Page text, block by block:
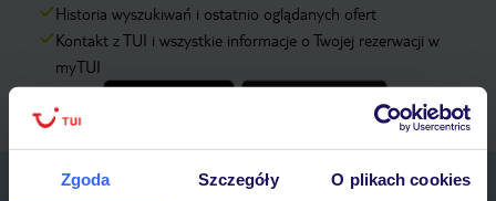
Zgoda Szczegóły O plikach cookies
Historia wyszukiwań i ostatnio oglądanych ofert
Kontakt z TUI i wszystkie informacje o Twojej rezerwacji w
myTUI
Zapisz się do newslettera